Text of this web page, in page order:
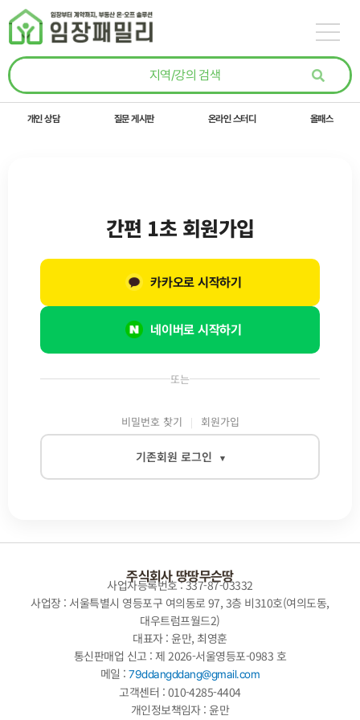
콘텐츠로
건너뛰기
개인 상담 질문 게시판 온라인 스터디 올패스
또는
비밀번호 찾기 회원가입
기존회원 로그인 ▾
로그인
간편 1초 회원가입
네이버로 시작하기
카카오로 시작하기
주식회사 땅땅무슨땅
사업자등록번호 : 337-87-03332
사업장 : 서울특별시 영등포구 여의동로 97, 3층 비310호(여의도동,
대우트럼프월드2)
대표자 : 윤만, 최영훈
통신판매업 신고 : 제 2026-서울영등포-0983 호
메일 :79ddangddang@gmail.com
고객센터 : 010-4285-4404
개인정보책임자 : 윤만